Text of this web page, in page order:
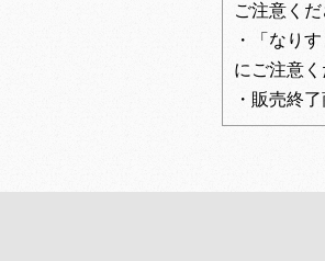
ご注意く
・「なり
にご注意
・販売終